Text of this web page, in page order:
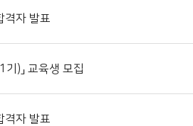
격자 발표
)」 교육생 모집
격자 발표